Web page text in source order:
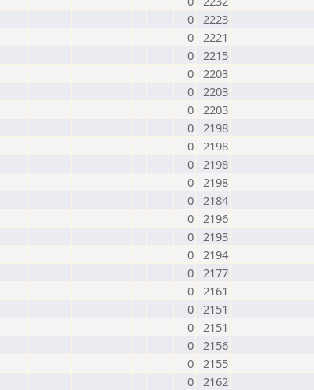
0 2223
0 2221
0 2215
0 2203
0 2203
0 2203
0 2198
0 2198
0 2198
0 2198
0 2184
0 2196
0 2193
0 2194
0 2177
0 2161
0 2151
0 2151
0 2156
0 2155
0 2162